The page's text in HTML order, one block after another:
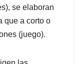
se elaboran
que a corto o
(juego).